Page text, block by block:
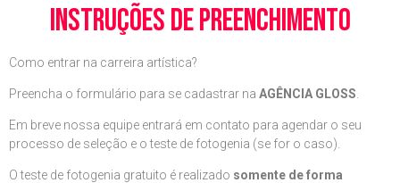
instruções de preenchimento
Como entrar na carreira artística?
Preencha o formulário para se cadastrar na AGÊNCIA GLOSS
Em breve nossa equipe entrará em contato para agendar o seu
processo de seleção e o teste de fotogenia (se for o caso).
O teste de fotogenia gratuito é realizado somente de forma